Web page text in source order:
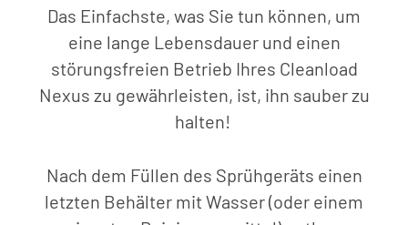
Das Einfachste, was Sie tun können, um
eine lange Lebensdauer und einen
störungsfreien Betrieb Ihres Cleanload
Nexus zu gewährleisten, ist, ihn sauber zu
halten!
Nach dem Füllen des Sprühgeräts einen
letzten Behälter mit Wasser (oder einem